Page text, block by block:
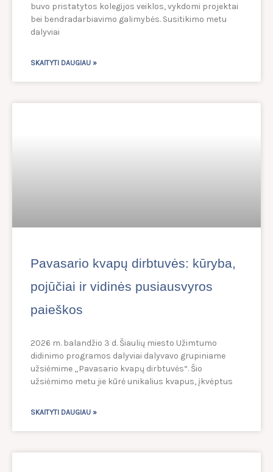
buvo pristatytos kolegijos veiklos, vykdomi projektai
bei bendradarbiavimo galimybės. Susitikimo metu
dalyviai
SKAITYTI DAUGIAU »
Pavasario kvapų dirbtuvės: kūryba,
pojūčiai ir vidinės pusiausvyros
paieškos
2026 m. balandžio 3 d. Šiaulių miesto Užimtumo
didinimo programos dalyviai dalyvavo grupiniame
užsiėmime „Pavasario kvapų dirbtuvės“. Šio
užsiėmimo metu jie kūrė unikalius kvapus, įkvėptus
SKAITYTI DAUGIAU »